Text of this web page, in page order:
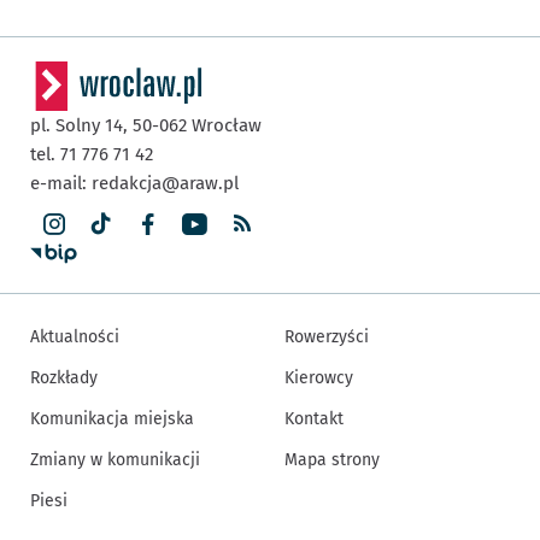
pl. Solny 14, 50-062 Wrocław
tel. 71 776 71 42
e-mail: redakcja@araw.pl
Aktualności
Rozkłady
Komunikacja miejska
Zmiany w komunikacji
Piesi
Rowerzyści
Kierowcy
Kontakt
Mapa strony